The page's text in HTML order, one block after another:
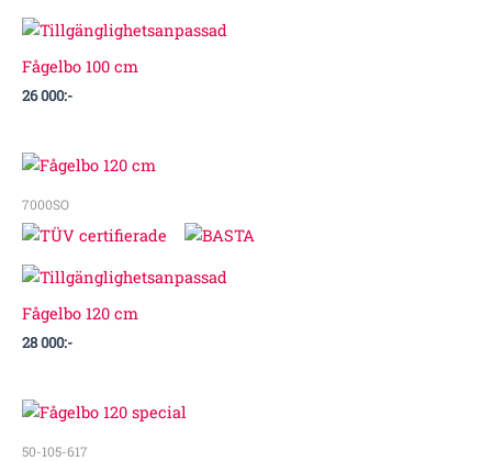
Fågelbo 100 cm
26 000:-
7000SO
Fågelbo 120 cm
28 000:-
50-105-617